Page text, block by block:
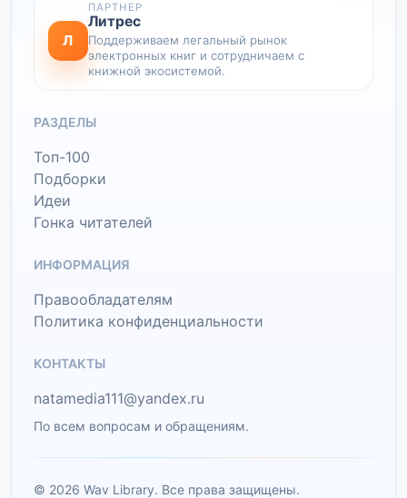
Л
ПАРТНЕР
Литрес
Поддерживаем легальный рынок
электронных книг и сотрудничаем с
книжной экосистемой.
РАЗДЕЛЫ
Топ-100
Подборки
Идеи
Гонка читателей
ИНФОРМАЦИЯ
Правообладателям
Политика конфиденциальности
КОНТАКТЫ
natamedia111@yandex.ru
По всем вопросам и обращениям.
© 2026 Wav Library. Все права защищены.